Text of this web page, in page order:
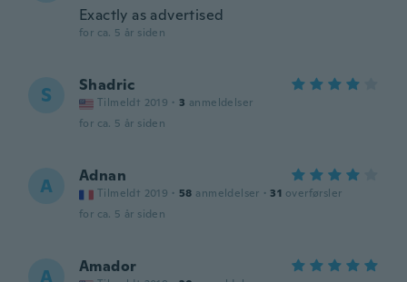
Exactly as advertised
for ca. 5 år siden
S Shadric
Tilmeldt 2019 · 3 anmeldelser
for ca. 5 år siden
A Adnan
Tilmeldt 2019 · 58 anmeldelser · 31 overførsler
for ca. 5 år siden
A Amador